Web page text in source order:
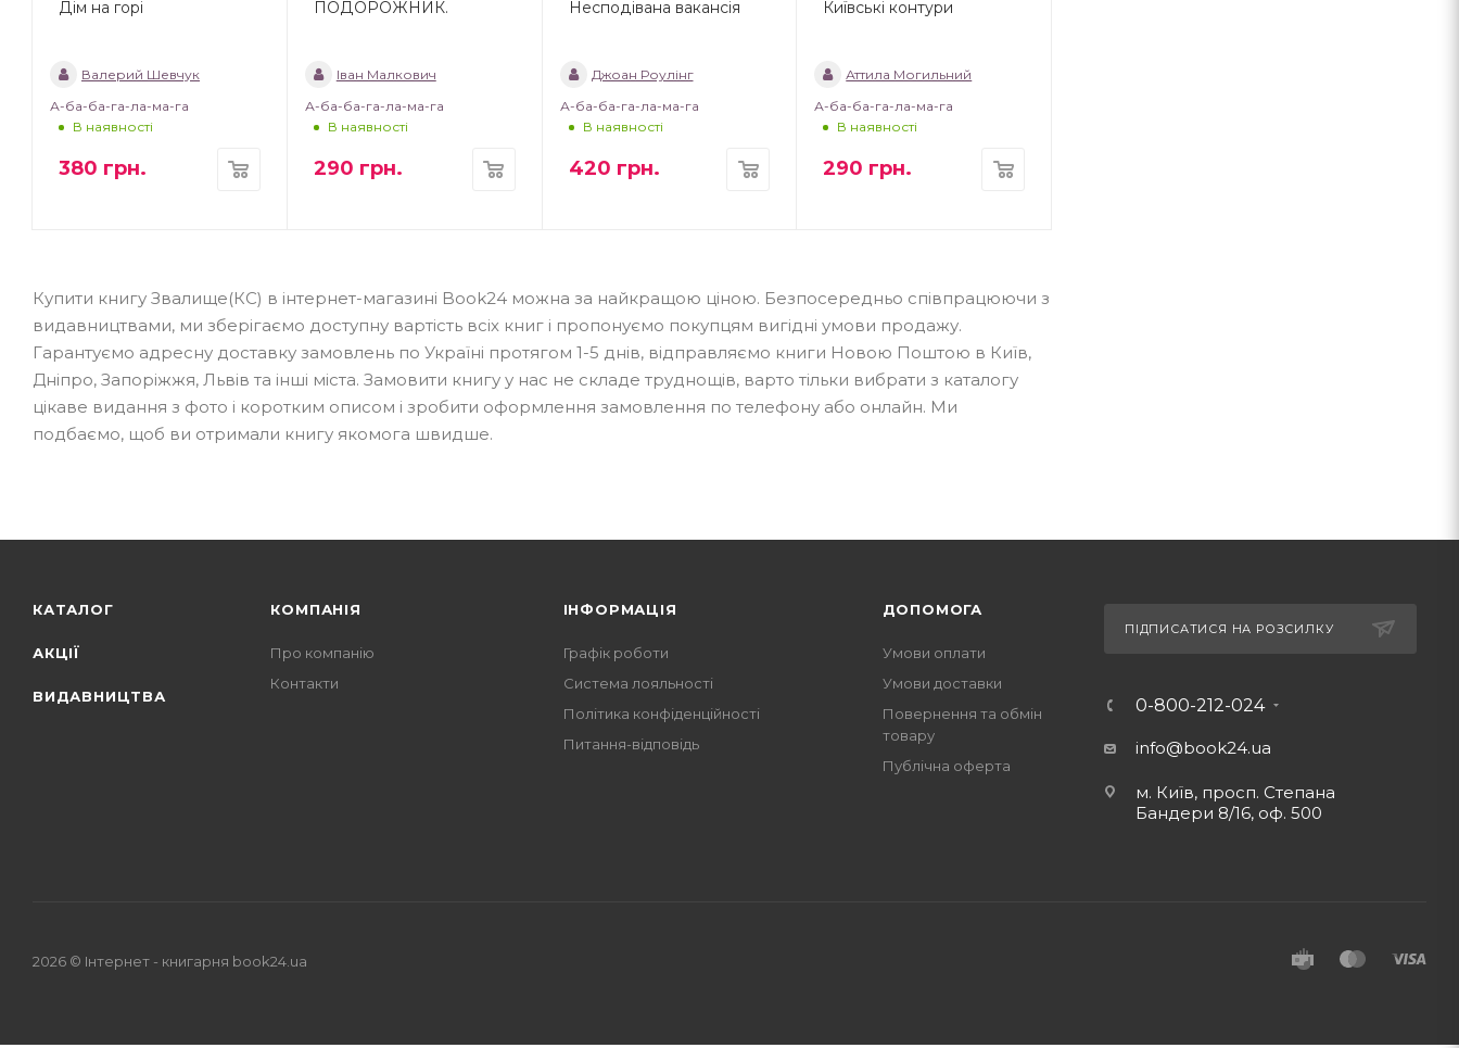
Дім на горі
Валерий Шевчук
А-ба-ба-га-ла-ма-га
В наявності
380 грн.
ПОДОРОЖНИК.
Іван Малкович
А-ба-ба-га-ла-ма-га
В наявності
290 грн.
Несподівана вакансія
Джоан Роулінг
А-ба-ба-га-ла-ма-га
В наявності
420 грн.
Київські контури
Аттила Могильний
А-ба-ба-га-ла-ма-га
В наявності
290 грн.
Купити книгу Звалище(КС) в інтернет-магазині Book24 можна за найкращою ціною. Безпосередньо співпрацюючи з
видавництвами, ми зберігаємо доступну вартість всіх книг і пропонуємо покупцям вигідні умови продажу.
Гарантуємо адресну доставку замовлень по Україні протягом 1-5 днів, відправляємо книги Новою Поштою в Київ,
Дніпро, Запоріжжя, Львів та інші міста. Замовити книгу у нас не складе труднощів, варто тільки вибрати з каталогу
цікаве видання з фото і коротким описом і зробити оформлення замовлення по телефону або онлайн. Ми
подбаємо, щоб ви отримали книгу якомога швидше.
КАТАЛОГ
АКЦІЇ
ВИДАВНИЦТВА
КОМПАНІЯ
Про компанію
Контакти
ІНФОРМАЦІЯ
Графік роботи
Система лояльності
Політика конфіденційності
Питання-відповідь
ДОПОМОГА
Умови оплати
Умови доставки
Повернення та обмін
товару
Публічна оферта
ПІДПИСАТИСЯ НА РОЗСИЛКУ
0-800-212-024
info@book24.ua
м. Київ, просп. Степана
Бандери 8/16, оф. 500
2026 © Iнтернет - книгарня book24.ua